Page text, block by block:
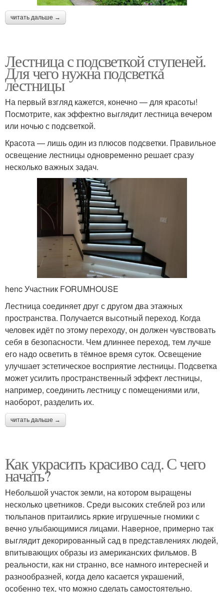
читать дальше →
Лестница с подсветкой ступеней.
Для чего нужна подсветка
лестницы
На первый взгляд кажется, конечно — для красоты!
Посмотрите, как эффектно выглядит лестница вечером
или ночью с подсветкой.
Красота — лишь один из плюсов подсветки. Правильное
освещение лестницы одновременно решает сразу
несколько важных задач.
henc Участник FORUMHOUSE
Лестница соединяет друг с другом два этажных
пространства. Получается высотный переход. Когда
человек идёт по этому переходу, он должен чувствовать
себя в безопасности. Чем длиннее переход, тем лучше
его надо осветить в тёмное время суток. Освещение
улучшает эстетическое восприятие лестницы. Подсветка
может усилить пространственный эффект лестницы,
например, соединить лестницу с помещениями или,
наоборот, разделить их.
читать дальше →
Как украсить красиво сад. С чего
начать?
Небольшой участок земли, на котором выращены
несколько цветников. Среди высоких стеблей роз или
тюльпанов притаились яркие игрушечные гномики с
вечно улыбающимися лицами. Наверное, примерно так
выглядит декорированный сад в представлениях людей,
впитывающих образы из американских фильмов. В
реальности, как ни странно, все намного интересней и
разнообразней, когда дело касается украшений,
особенно тех, что можно сделать самостоятельно.